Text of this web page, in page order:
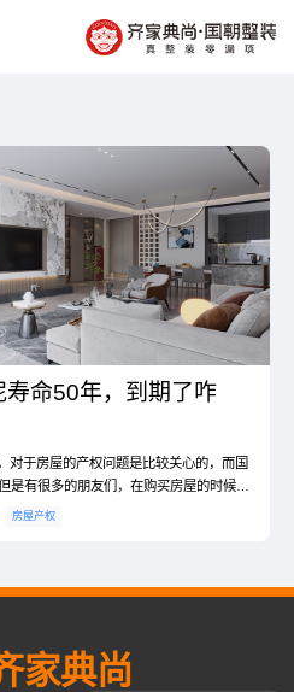
命50年，到期了咋
对于房屋的产权问题是比较关心的，而国
是有很多的朋友们，在购买房屋的时候却
用年限只有50年，于是他们就会提出这样
房屋产权
家典尚